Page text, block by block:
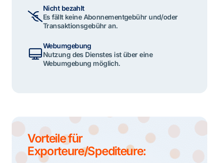
Nicht bezahlt
Es fällt keine Abonnementgebühr und/oder
Transaktionsgebühr an.
Webumgebung
Nutzung des Dienstes ist über eine
Webumgebung möglich.
Vorteile für
Exporteure/Spediteure: